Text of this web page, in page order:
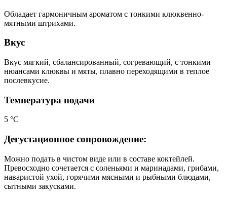
Обладает гармоничным ароматом с тонкими клюквенно-
мятными штрихами.
Вкус
Вкус мягкий, сбалансированный, согревающий, с тонкими
нюансами клюквы и мяты, плавно переходящими в теплое
послевкусие.
Температура подачи
5 °С
Дегустационное сопровождение:
Можно подать в чистом виде или в составе коктейлей.
Превосходно сочетается с соленьями и маринадами, грибами,
наваристой ухой, горячими мясными и рыбными блюдами,
сытными закусками.